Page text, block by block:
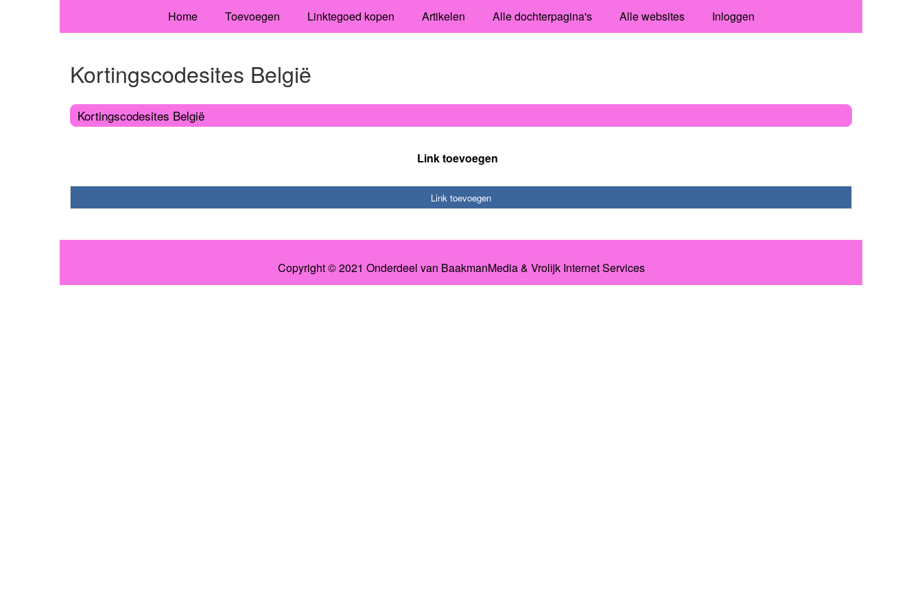
Home Toevoegen Linktegoed kopen Artikelen Alle dochterpagina's Alle websites Inloggen
Kortingscodesites België
Kortingscodesites België
Link toevoegen
Link toevoegen
Copyright © 2021 Onderdeel van BaakmanMedia& Vrolijk Internet Services